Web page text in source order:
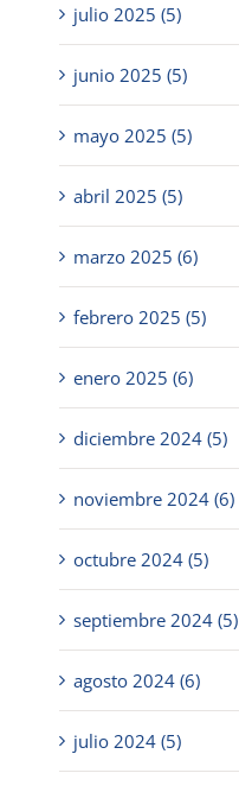
julio 2025 (5)
junio 2025 (5)
mayo 2025 (5)
abril 2025 (5)
marzo 2025 (6)
febrero 2025 (5)
enero 2025 (6)
diciembre 2024 (5)
noviembre 2024 (6)
octubre 2024 (5)
septiembre 2024 (5)
agosto 2024 (6)
julio 2024 (5)